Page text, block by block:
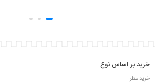
خرید بر اساس نوع
خرید عطر